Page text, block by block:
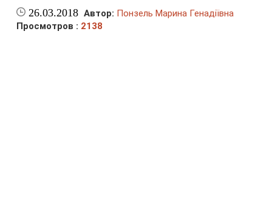
26.03.2018 Автор: Понзель Марина Генадіївна
Просмотров : 2138